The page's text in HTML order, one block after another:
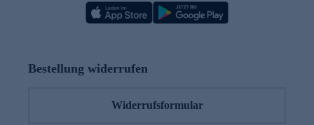
Bestellung widerrufen
Widerrufsformular